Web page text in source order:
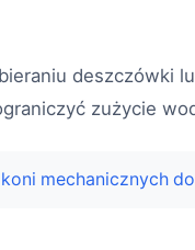
deszczówki
zużycie
mechanicznych